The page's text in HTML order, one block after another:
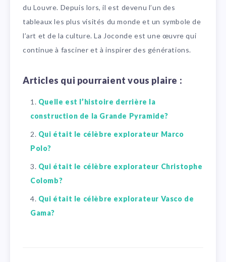
du Louvre. Depuis lors, il est devenu l’un des
tableaux les plus visités du monde et un symbole de
l’art et de la culture. La Joconde est une œuvre qui
continue à fasciner et à inspirer des générations.
Articles qui pourraient vous plaire :
Quelle est l’histoire derrière la
construction de la Grande Pyramide?
Qui était le célèbre explorateur Marco
Polo?
Qui était le célèbre explorateur Christophe
Colomb?
Qui était le célèbre explorateur Vasco de
Gama?